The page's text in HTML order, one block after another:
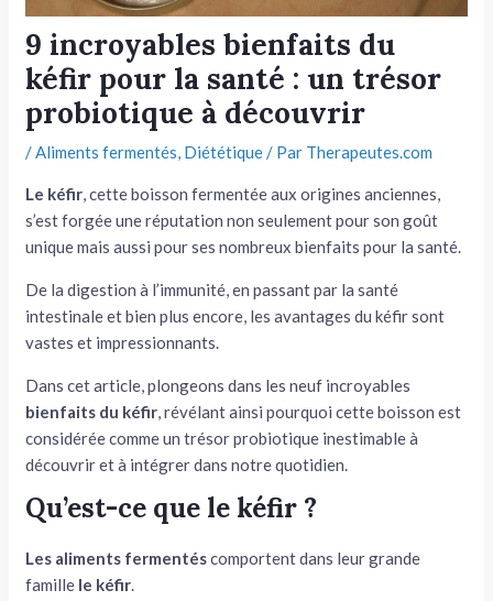
9 incroyables bienfaits du
kéfir pour la santé : un trésor
probiotique à découvrir
/Aliments fermentés, Diététique/ Par Therapeutes.com
Le kéfir, cette boisson fermentée aux origines anciennes,
s’est forgée une réputation non seulement pour son goût
unique mais aussi pour ses nombreux bienfaits pour la santé.
De la digestion à l’immunité, en passant par la santé
intestinale et bien plus encore, les avantages du kéfir sont
vastes et impressionnants.
Dans cet article, plongeons dans les neuf incroyables
bienfaits du kéfir, révélant ainsi pourquoi cette boisson est
considérée comme un trésor probiotique inestimable à
découvrir et à intégrer dans notre quotidien.
Qu’est-ce que le kéfir ?
Les aliments fermentéscomportent dans leur grande
famille le kéfir.